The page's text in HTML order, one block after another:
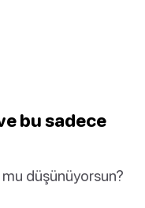
bu sadece
düşünüyorsun?